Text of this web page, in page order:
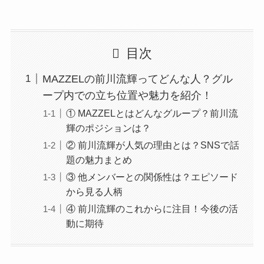
目次
MAZZELの前川流輝ってどんな人？グル
ープ内での立ち位置や魅力を紹介！
① MAZZELとはどんなグループ？前川流
輝のポジションは？
② 前川流輝が人気の理由とは？SNSで話
題の魅力まとめ
③ 他メンバーとの関係性は？エピソード
から見る人柄
④ 前川流輝のこれからに注目！今後の活
動に期待